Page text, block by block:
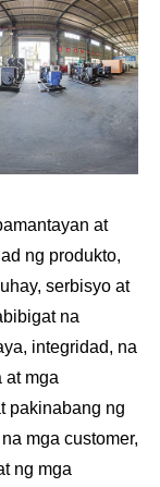
at
ng produkto,
serbisyo at
na
integridad, na
at mga
pakinabang ng
mga customer,
ng mga